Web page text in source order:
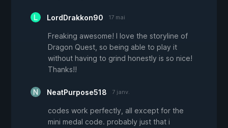
LordDrakkon90 17 mai
Freaking awesome! I love the storyline of
Dragon Quest, so being able to play it
without having to grind honestly is so nice!
Thanks!!
NeatPurpose518 7 janv.
codes work perfectly, all except for the
mini medal code. probably just that i